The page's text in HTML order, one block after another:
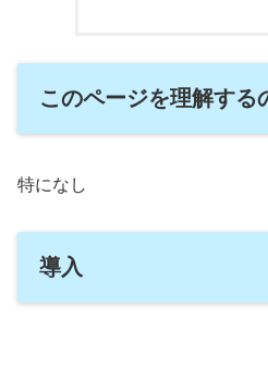
このページを理解する
特になし
導入